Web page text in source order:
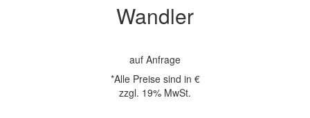
Wandler
auf Anfrage
*Alle Preise sind in €
zzgl. 19% MwSt.